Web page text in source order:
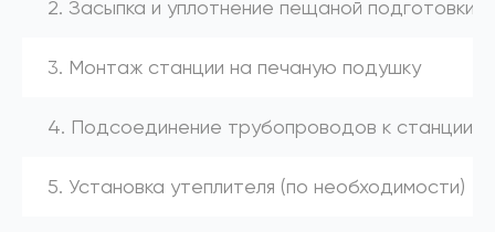
2. Засыпка и уплотнение пещаной подготовки
3. Монтаж станции на печаную подушку
4. Подсоединение трубопроводов к станции
5. Установка утеплителя (по необходимости)